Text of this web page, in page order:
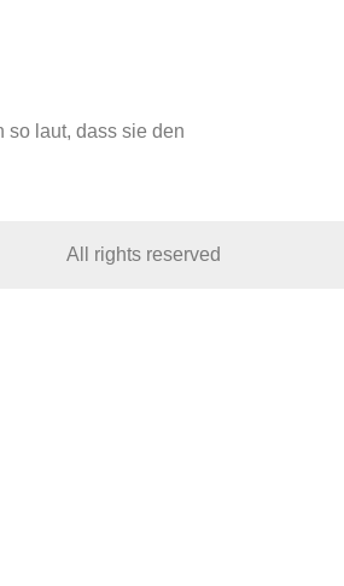
so laut, dass sie den
All rights reserved